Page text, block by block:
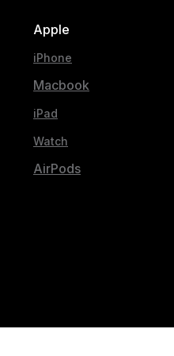
Apple
iPhone
Macbook
iPad
Watch
AirPods